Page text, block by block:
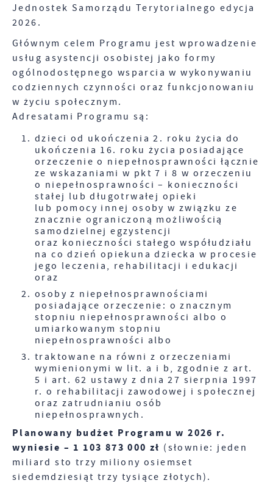
Jednostek Samorządu Terytorialnego edycja
2026.
Głównym celem Programu jest wprowadzenie
usług asystencji osobistej jako formy
ogólnodostępnego wsparcia w wykonywaniu
codziennych czynności oraz funkcjonowaniu
w życiu społecznym.
Adresatami Programu są:
dzieci od ukończenia 2. roku życia do
ukończenia 16. roku życia posiadające
orzeczenie o niepełnosprawności łącznie
ze wskazaniami w pkt 7 i 8 w orzeczeniu
o niepełnosprawności – konieczności
stałej lub długotrwałej opieki
lub pomocy innej osoby w związku ze
znacznie ograniczoną możliwością
samodzielnej egzystencji
oraz konieczności stałego współudziału
na co dzień opiekuna dziecka w procesie
jego leczenia, rehabilitacji i edukacji
oraz
osoby z niepełnosprawnościami
posiadające orzeczenie: o znacznym
stopniu niepełnosprawności albo o
umiarkowanym stopniu
niepełnosprawności albo
traktowane na równi z orzeczeniami
wymienionymi w lit. a i b, zgodnie z art.
5 i art. 62 ustawy z dnia 27 sierpnia 1997
r. o rehabilitacji zawodowej i społecznej
oraz zatrudnianiu osób
niepełnosprawnych.
Planowany budżet Programu w 2026 r.
wyniesie – 1 103 873 000 zł (słownie: jeden
miliard sto trzy miliony osiemset
siedemdziesiąt trzy tysiące złotych).